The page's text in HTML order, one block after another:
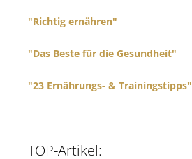
"Richtig ernähren"
"Das Beste für die Gesundheit"
"23 Ernährungs- & Trainingstipps"
TOP-Artikel: